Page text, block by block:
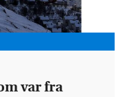
var fra